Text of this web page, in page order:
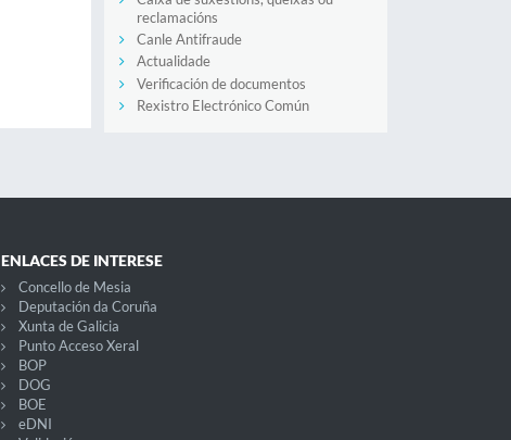
reclamacións
Canle Antifraude
Actualidade
Verificación de documentos
Rexistro Electrónico Común
ENLACES DE INTERESE
Concello de Mesia
Deputación da Coruña
Xunta de Galicia
Punto Acceso Xeral
BOP
DOG
BOE
eDNI